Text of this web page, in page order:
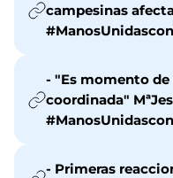
campesinas
- "Es momento
coordinada"
- Primeras